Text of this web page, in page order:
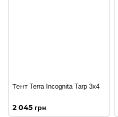
Тент Terra Incognita Tarp 3x4
2 045 грн